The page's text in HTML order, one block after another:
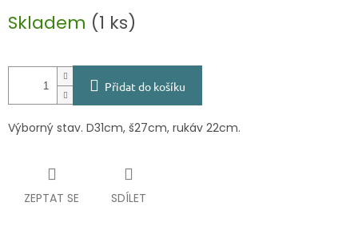
cena:
Skladem (1 ks)
Přidat do košíku
Výborný stav. D31cm, š27cm, rukáv 22cm.
ZEPTAT SE SDÍLET